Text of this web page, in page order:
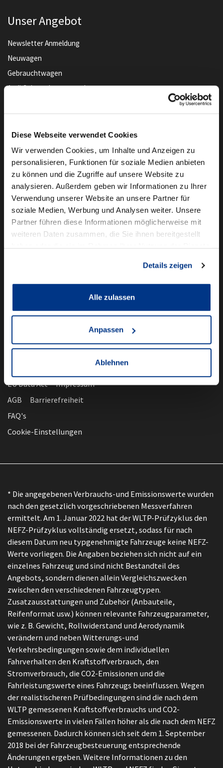
Diese Webseite verwendet Cookies
Wir verwenden Cookies, um Inhalte und Anzeigen zu
personalisieren, Funktionen für soziale Medien anbieten
zu können und die Zugriffe auf unsere Website zu
analysieren. Außerdem geben wir Informationen zu Ihrer
Verwendung unserer Website an unsere Partner für
soziale Medien, Werbung und Analysen weiter. Unsere
Partner führen diese Informationen möglicherweise mit
weiteren Daten zusammen, die Sie ihnen bereitgestellt
Details zeigen
Alle zulassen
Anpassen
Ablehnen
Unser Angebot
Newsletter Anmeldung
Neuwagen
Gebrauchtwagen
Audi Gebrauchtwagen :plus
Online-Terminbuchung
Für Geschäftskunden
Audi Business
BMW Geschäftskunden
Volkswagen Professional Class
Autowelt Schmidt
News & Events
Ausbildung
EU Data Act
Impressum
AGB
Barrierefreiheit
FAQ's
Cookie-Einstellungen
* Die angegebenen Verbrauchs-und Emissionswerte wurden
nach den gesetzlich vorgeschriebenen Messverfahren
ermittelt. Am 1. Januar 2022 hat der WLTP-Prüfzyklus den
NEFZ-Prüfzyklus vollständig ersetzt, sodass für nach
diesem Datum neu typgenehmigte Fahrzeuge keine NEFZ-
Werte vorliegen. Die Angaben beziehen sich nicht auf ein
einzelnes Fahrzeug und sind nicht Bestandteil des
Angebots, sondern dienen allein Vergleichszwecken
zwischen den verschiedenen Fahrzeugtypen.
Zusatzausstattungen und Zubehör (Anbauteile,
Reifenformat usw.) können relevante Fahrzeugparameter,
wie z. B. Gewicht, Rollwiderstand und Aerodynamik
verändern und neben Witterungs-und
Verkehrsbedingungen sowie dem individuellen
Fahrverhalten den Kraftstoffverbrauch, den
Stromverbrauch, die CO2-Emissionen und die
Fahrleistungswerte eines Fahrzeugs beeinflussen. Wegen
der realistischeren Prüfbedingungen sind die nach dem
WLTP gemessenen Kraftstoffverbrauchs und CO2-
Emissionswerte in vielen Fällen höher als die nach dem NEFZ
gemessenen. Dadurch können sich seit dem 1. September
2018 bei der Fahrzeugbesteuerung entsprechende
Änderungen ergeben. Weitere Informationen zu den